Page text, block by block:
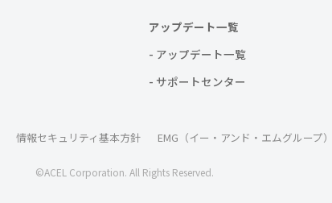
アップデート一覧
- アップデート一覧
- サポートセンター
情報セキュリティ基本方針 EMG（イー・アンド・エムグループ）